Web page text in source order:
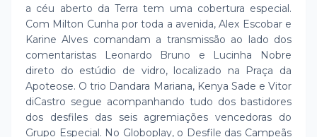
a céu aberto da Terra tem uma cobertura especial.
Com Milton Cunha por toda a avenida, Alex Escobar e
Karine Alves comandam a transmissão ao lado dos
comentaristas Leonardo Bruno e Lucinha Nobre
direto do estúdio de vidro, localizado na Praça da
Apoteose. O trio Dandara Mariana, Kenya Sade e Vitor
diCastro segue acompanhando tudo dos bastidores
dos desfiles das seis agremiações vencedoras do
Grupo Especial. No Globoplay, o Desfile das Campeãs